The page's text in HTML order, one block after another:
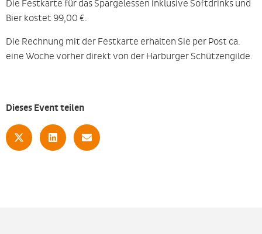
Die Festkarte für das Spargelessen inklusive Softdrinks und
Bier kostet 99,00 €.
Die Rechnung mit der Festkarte erhalten Sie per Post ca.
eine Woche vorher direkt von der Harburger Schützengilde.
Dieses Event teilen